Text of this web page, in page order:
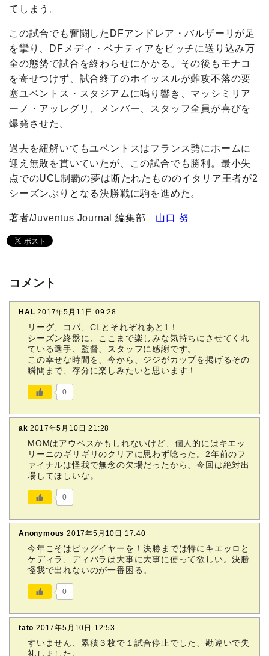
てしまう。
この試合でも奮闘したDFアンドレア・バルザーリが足
を攣り、DFメディ・ベナティアをピッチに送り込み万
全の態勢で試合を終わらせにかかる。その後もモナコ
を寄せつけず、試合終了のホイッスルが難攻不落の要
塞ユベントス・スタジアムに鳴り響き、マッシミリア
ーノ・アッレグリ、メンバー、スタッフ全員が喜びを
爆発させた。
過去を紐解いてもユベントスはフランス勢にホームに
迎え無敗を貫いていたが、この試合でも勝利。最小失
点でのUCL制覇の夢は断たれたもののイタリア王者が2
シーズンぶりとなる決勝戦に駒を進めた。
著者/Juventus Journal 編集部 山口 努
コメント
HAL 2017年5月11日 09:28
リーグ、コパ、CLとそれぞれあと1！
シーズン終盤に、ここまで楽しみな気持ちにさせてくれ
ている選手、監督、スタッフに感謝です。
この幸せな時間を、今から、ジジがカップを掲げるその
瞬間まで、存分に楽しみたいと思います！
0
ak 2017年5月10日 21:28
MOMはアウベスかもしれないけど、個人的にはキエッ
リーニのギリギリのクリアに思わず唸った。2年前のフ
ァイナルは怪我で無念の欠場だったから、今回は絶対出
場してほしいな。
0
Anonymous 2017年5月10日 17:40
今年こそはビッグイヤーを！決勝までは特にキエッロと
ケディラ、ディバラは大事に大事に使って欲しい。決勝
怪我で出れないのが一番困る。
0
tato 2017年5月10日 12:53
すいません、累積３枚で１試合停止でした、勘違いで失
礼しました。